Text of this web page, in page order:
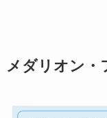
メダリオン・